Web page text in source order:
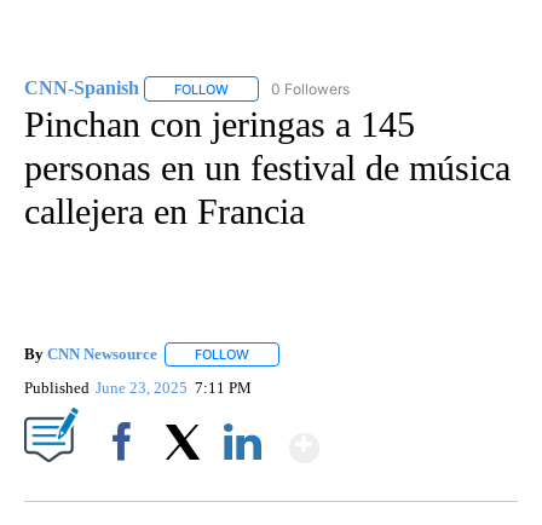
CNN-Spanish FOLLOW FOLLOW "CNN-SPANISH" TO RECEIVE
0 Followers
Pinchan con jeringas a 145
personas en un festival de música
callejera en Francia
By CNN Newsource FOLLOW
Published June 23, 2025 7:11 PM